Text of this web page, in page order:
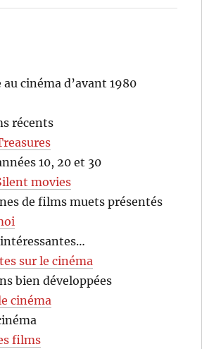
cinéma d’avant 1980
récents
10, 20 et 30
movies
de films muets présentés
sur le cinéma
bien développées
cinéma
films